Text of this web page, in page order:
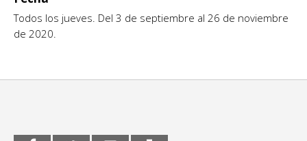
CCE en el interior/libros
Exposiciones
Todos los jueves. Del 3 de septiembre al 26 de noviembre
de 2020.